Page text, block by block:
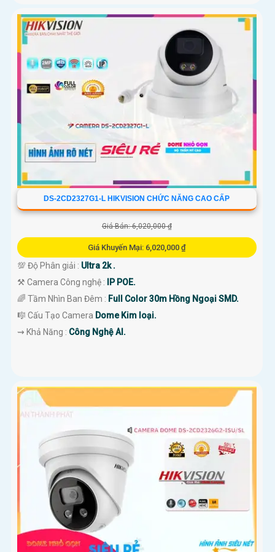
DS-2CD2327G1-L HIKVISION CHỨC NĂNG CAO CẤP
Giá Bán: 6,020,000 ₫
Giá Khuyến Mại: 6,020,000 ₫
💯 Độ Phân giải : Ultra 2k .
⚒ Camera Công nghệ :
IP POE.
🌈 Tầm Nhìn Ban Đêm : Full Color 30m Hồng Ngoại SMD.
🎼️ Cấu Tạo Camera Dome Kim loại.
️⇝ Khả Năng : Công Nghệ AI.